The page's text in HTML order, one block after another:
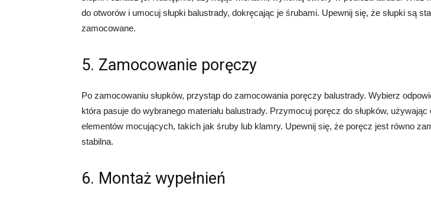
do otworów i umocuj słupki balustrady, dokręcając je śrubami. Upewnij się, że słupki są
zamocowane.
5. Zamocowanie poręczy
Po zamocowaniu słupków, przystąp do zamocowania poręczy balustrady. Wybierz
która pasuje do wybranego materiału balustrady. Przymocuj poręcz do słupków, używając
elementów mocujących, takich jak śruby lub klamry. Upewnij się, że poręcz jest równo
stabilna.
6. Montaż wypełnień